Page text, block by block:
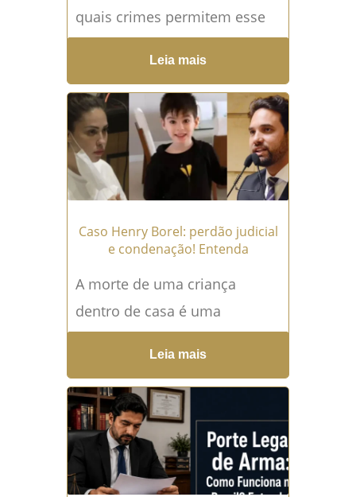
quais crimes permitem esse
benefício? Perdão Judicial é
um benefício previsto em lei
que permite ao juiz deixar de
aplicar pena ao acusado
quando...Leia mais →
Leia mais
Caso Henry Borel: perdão judicial
e condenação! Entenda
A morte de uma criança
dentro de casa é uma
daquelas notícias que o país
acompanha com o coração
apertado. Quando essa
morte...Leia mais →
Leia mais